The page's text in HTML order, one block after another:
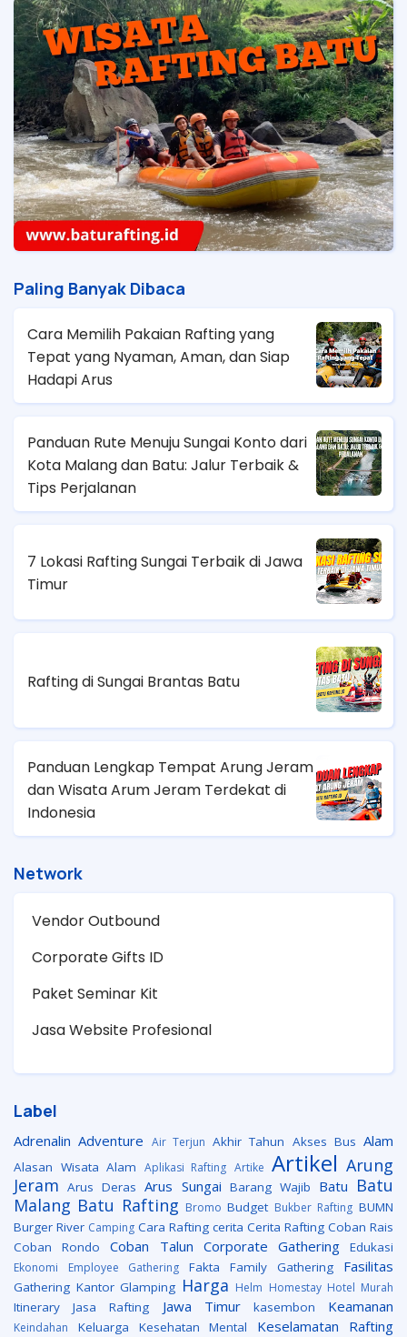
Paling Banyak Dibaca
Cara Memilih Pakaian Rafting yang
Tepat yang Nyaman, Aman, dan Siap
Hadapi Arus
Panduan Rute Menuju Sungai Konto dari
Kota Malang dan Batu: Jalur Terbaik &
Tips Perjalanan
7 Lokasi Rafting Sungai Terbaik di Jawa
Timur
Rafting di Sungai Brantas Batu
Panduan Lengkap Tempat Arung Jeram
dan Wisata Arum Jeram Terdekat di
Indonesia
Network
Vendor Outbound
Corporate Gifts ID
Paket Seminar Kit
Jasa Website Profesional
Label
Adrenalin Adventure Air Terjun Akhir Tahun Akses Bus Alam
Alasan Wisata Alam Aplikasi Rafting Artike Artikel Arung
Jeram Arus Deras Arus Sungai Barang Wajib Batu Batu
Malang Batu Rafting Bromo Budget Bukber Rafting BUMN
Burger River Camping Cara Rafting cerita Cerita Rafting Coban Rais
Coban Rondo
Coban Talun Corporate Gathering Edukasi
Ekonomi Employee Gathering Fakta Family Gathering Fasilitas
Gathering Kantor Glamping Harga Helm Homestay Hotel Murah
Itinerary Jasa Rafting Jawa Timur kasembon Keamanan
Keindahan Keluarga Kesehatan Mental Keselamatan Rafting